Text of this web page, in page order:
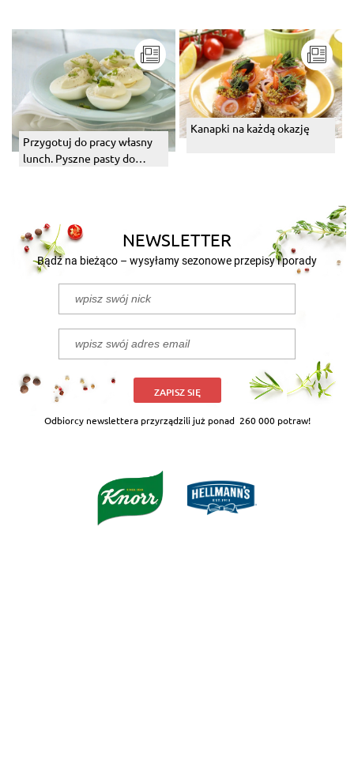
Przygotuj do pracy własny
lunch. Pyszne pasty do
Kanapki na każdą okazję
NEWSLETTER
Bądź na bieżąco – wysyłamy sezonowe przepisy i porady
ZAPISZ SIĘ
Odbiorcy newslettera przyrządzili już ponad 260 000 potraw!